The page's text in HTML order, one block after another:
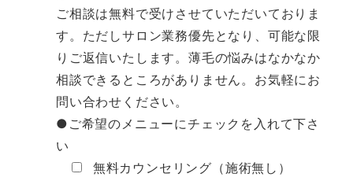
ご相談は無料で受けさせていただいておりま
す。ただしサロン業務優先となり、可能な限
りご返信いたします。薄毛の悩みはなかなか
相談できるところがありません。お気軽にお
問い合わせください。
●ご希望のメニューにチェックを入れて下さ
い
無料カウンセリング（施術無し）